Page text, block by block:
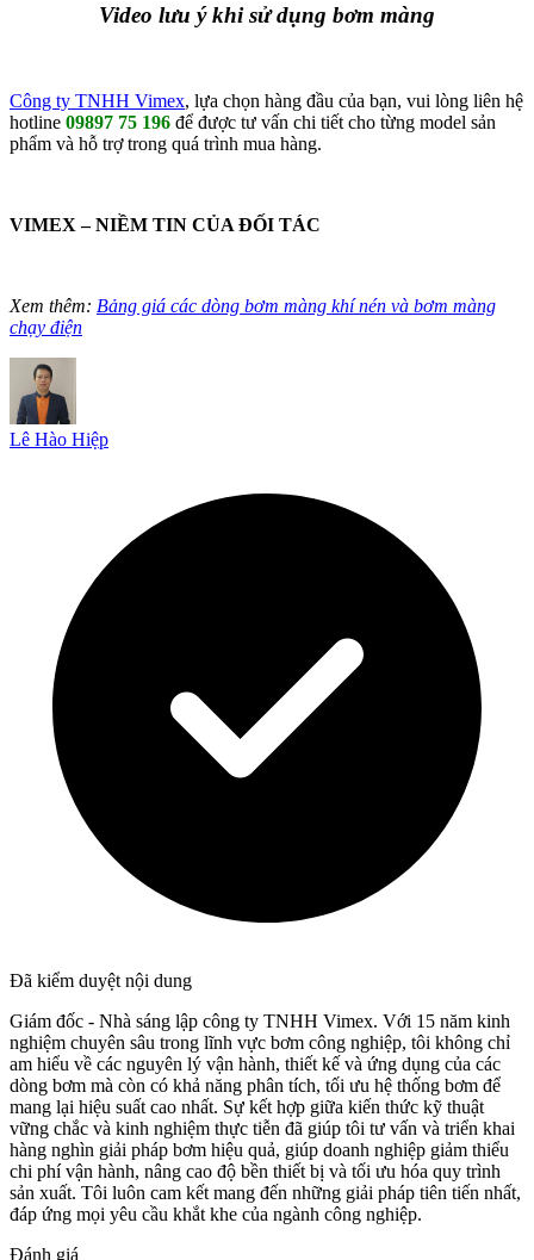
Video lưu ý khi sử dụng bơm màng
Công ty TNHH Vimex, lựa chọn hàng đầu của bạn, vui lòng liên hệ
hotline 09897 75 196 để được tư vấn chi tiết cho từng model sản
phẩm và hỗ trợ trong quá trình mua hàng.
VIMEX – NIỀM TIN CỦA ĐỐI TÁC
Xem thêm: Bảng giá các dòng bơm màng khí nén và bơm màng
chạy điện
Lê Hào Hiệp
Đã kiểm duyệt nội dung
Giám đốc - Nhà sáng lập công ty TNHH Vimex. Với 15 năm kinh
nghiệm chuyên sâu trong lĩnh vực bơm công nghiệp, tôi không chỉ
am hiểu về các nguyên lý vận hành, thiết kế và ứng dụng của các
dòng bơm mà còn có khả năng phân tích, tối ưu hệ thống bơm để
mang lại hiệu suất cao nhất. Sự kết hợp giữa kiến thức kỹ thuật
vững chắc và kinh nghiệm thực tiễn đã giúp tôi tư vấn và triển khai
hàng nghìn giải pháp bơm hiệu quả, giúp doanh nghiệp giảm thiểu
chi phí vận hành, nâng cao độ bền thiết bị và tối ưu hóa quy trình
sản xuất. Tôi luôn cam kết mang đến những giải pháp tiên tiến nhất,
đáp ứng mọi yêu cầu khắt khe của ngành công nghiệp.
Đánh giá